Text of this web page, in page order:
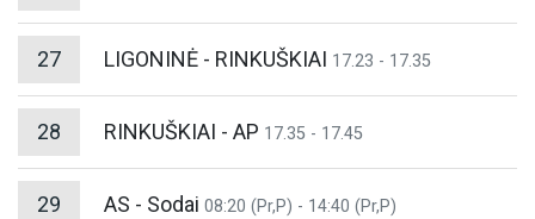
27 LIGONINĖ - RINKUŠKIAI 17.23 - 17.35
28 RINKUŠKIAI - AP 17.35 - 17.45
29 AS - Sodai 08:20 (Pr,P) - 14:40 (Pr,P)